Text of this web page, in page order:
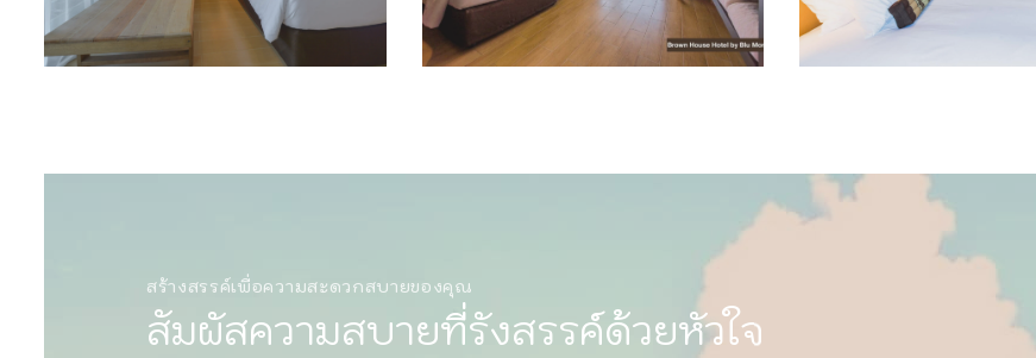
สร้างสรรค์เพื่อความสะดวกสบายของคุณ
สัมผัสความสบายที่รังสรรค์ด้วยหัวใจ